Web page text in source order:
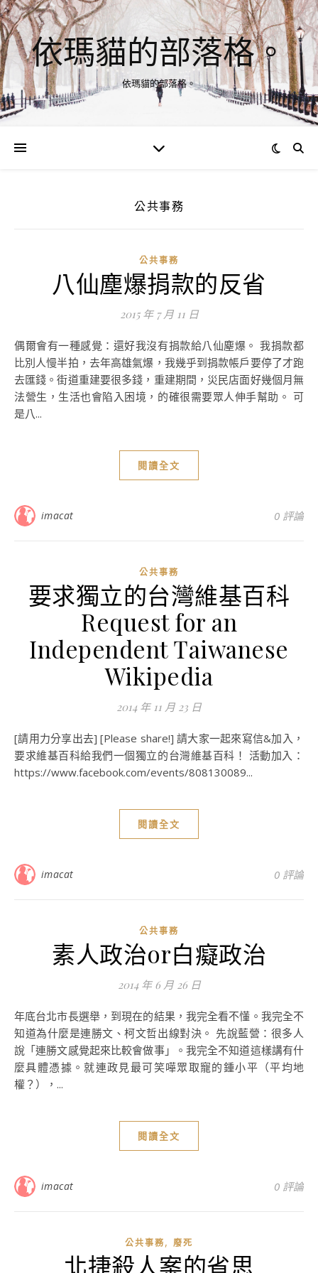
依瑪貓的部落格。
依瑪貓的部落格。
公共事務
公共事務
八仙塵爆捐款的反省
2015 年 7 月 11 日
偶爾會有一種感覺：還好我沒有捐款給八仙塵爆。 我捐款都
比別人慢半拍，去年高雄氣爆，我幾乎到捐款帳戶要停了才跑
去匯錢。街道重建要很多錢，重建期間，災民店面好幾個月無
法營生，生活也會陷入困境，的確很需要眾人伸手幫助。 可
是八...
閱讀全文
imacat 0 評論
公共事務
要求獨立的台灣維基百科
Request for an
Independent Taiwanese
Wikipedia
2014 年 11 月 23 日
[請用力分享出去] [Please share!] 請大家一起來寫信&加入，
要求維基百科給我們一個獨立的台灣維基百科！ 活動加入：
https://www.facebook.com/events/808130089...
閱讀全文
imacat 0 評論
公共事務
素人政治or白癡政治
2014 年 6 月 26 日
年底台北市長選舉，到現在的結果，我完全看不懂。我完全不
知道為什麼是連勝文、柯文哲出線對決。 先說藍營：很多人
說「連勝文感覺起來比較會做事」。我完全不知道這樣講有什
麼具體憑據。就連政見最可笑嘩眾取寵的鍾小平（平均地
權？），...
閱讀全文
imacat 0 評論
公共事務, 廢死
北捷殺人案的省思